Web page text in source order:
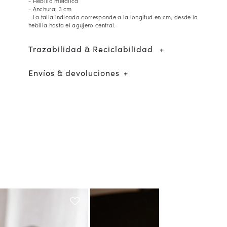
- Anchura: 3 cm
- La talla indicada corresponde a la longitud en cm, desde la
hebilla hasta el agujero central.
Trazabilidad & Reciclabilidad
Envíos & devoluciones